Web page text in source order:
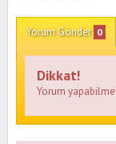
Yorum Gönder 0
Dikkat!
Yorum